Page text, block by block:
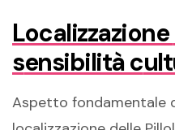
Localizzazione
sensibilitàc
Aspetto fondamentale